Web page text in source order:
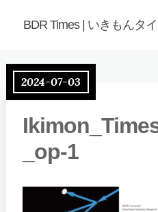
BDR Times | いきもんタ
2024-07-03
_op-1